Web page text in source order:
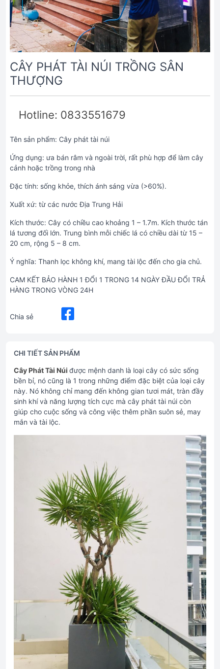
CÂY PHÁT TÀI NÚI TRỒNG SÂN
THƯỢNG
Hotline: 0833551679
Tên sản phẩm: Cây phát tài núi
Ứng dụng: ưa bán râm và ngoài trời, rất phù hợp để làm cây
cảnh hoặc trồng trong nhà
Đặc tính: sống khỏe, thích ánh sáng vừa (>60%).
Xuất xứ: từ các nước Địa Trung Hải
Kích thước: Cây có chiều cao khoảng 1 – 1.7m. Kích thước tán
lá tương đối lớn. Trung bình mỗi chiếc lá có chiều dài từ 15 –
20 cm, rộng 5 – 8 cm.
Ý nghĩa: Thanh lọc không khí, mang tài lộc đến cho gia chủ.
CAM KẾT BẢO HÀNH 1 ĐỔI 1 TRONG 14 NGÀY ĐẦU ĐỔI TRẢ
HÀNG TRONG VÒNG 24H
Chia sẻ
CHI TIẾT SẢN PHẨM
Cây Phát Tài Núi được mệnh danh là loại cây có sức sống
bền bỉ, nó cũng là 1 trong những điểm đặc biệt của loại cây
này. Nó không chỉ mang đến không gian tươi mát, tràn đầy
sinh khí và năng lượng tích cực mà cây phát tài núi còn
giúp cho cuộc sống và công việc thêm phần suôn sẻ, may
mắn và tài lộc.